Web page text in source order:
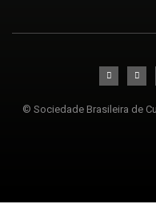
© Sociedade Brasileira de